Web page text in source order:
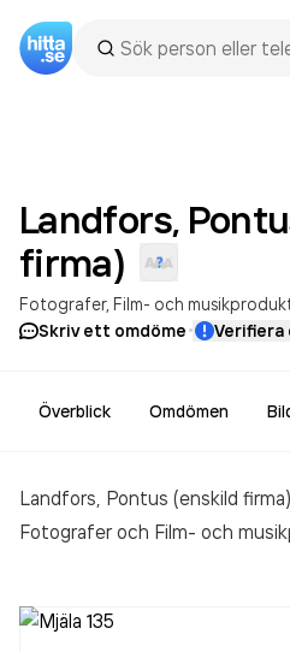
Landfors,
firma)
Fotografer Film- och
Skriv ett omdöme·
Överblick Omdömen
Landfors, Pontus (enskild
Fotografer och Film- och